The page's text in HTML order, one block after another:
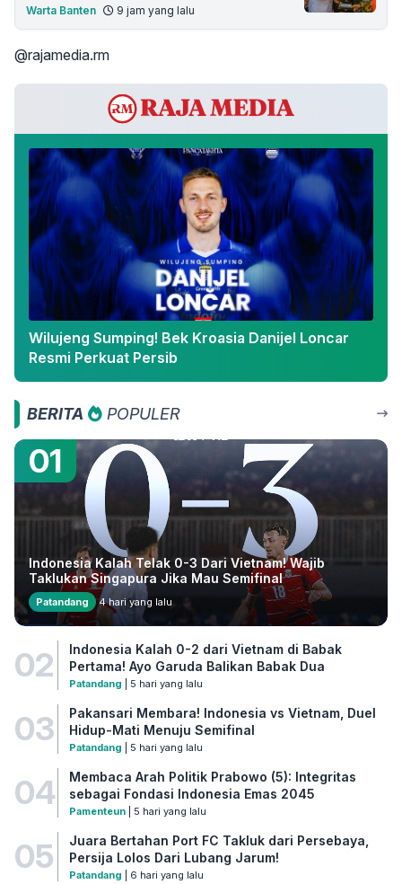
Warta Banten 9 jam yang lalu
@rajamedia.rm
Wilujeng Sumping! Bek Kroasia Danijel Loncar
Resmi Perkuat Persib
BERITA POPULER
01
Indonesia Kalah Telak 0-3 Dari Vietnam! Wajib
Taklukan Singapura Jika Mau Semifinal
Patandang 4 hari yang lalu
02
Indonesia Kalah 0-2 dari Vietnam di Babak
Pertama! Ayo Garuda Balikan Babak Dua
Patandang | 5 hari yang lalu
03
Pakansari Membara! Indonesia vs Vietnam, Duel
Hidup-Mati Menuju Semifinal
Patandang | 5 hari yang lalu
04
Membaca Arah Politik Prabowo (5): Integritas
sebagai Fondasi Indonesia Emas 2045
Pamenteun| 5 hari yang lalu
05
Juara Bertahan Port FC Takluk dari Persebaya,
Persija Lolos Dari Lubang Jarum!
Patandang | 6 hari yang lalu